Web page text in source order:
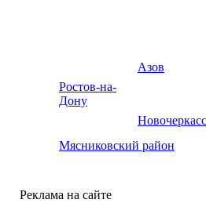
Азов
Ростов-на-
Дону
Мясниковский район
Реклама на сайте